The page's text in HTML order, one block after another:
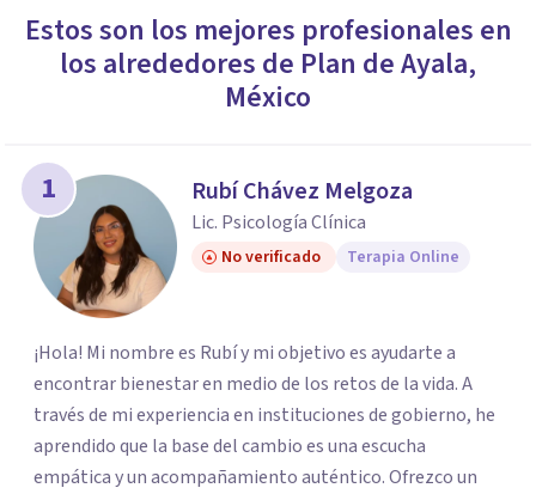
Estos son los mejores profesionales en
los alrededores de Plan de Ayala,
México
1 Rubí Chávez Melgoza
Lic. Psicología Clínica
No verificado Terapia Online
¡Hola! Mi nombre es Rubí y mi objetivo es ayudarte a
encontrar bienestar en medio de los retos de la vida. A
través de mi experiencia en instituciones de gobierno, he
aprendido que la base del cambio es una escucha
empática y un acompañamiento auténtico. ​Ofrezco un